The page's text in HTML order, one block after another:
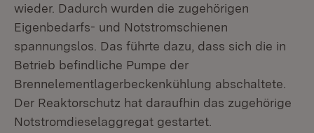
wieder. Dadurch wurden die zugehörigen
Eigenbedarfs- und Notstromschienen
spannungslos. Das führte dazu, dass sich die in
Betrieb befindliche Pumpe der
Brennelementlagerbeckenkühlung abschaltete.
Der Reaktorschutz hat daraufhin das zugehörige
Notstromdieselaggregat gestartet.